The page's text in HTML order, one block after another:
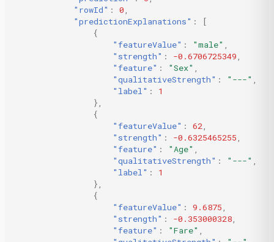
"rowId" : 0,
"predictionExplanations" :
[
{
"featureValue" : "male" ,
"strength" : -0.6706725349,
"feature" : "Sex" ,
"qualitativeStrength" : "---" ,
"label" :
1
},
{
"featureValue" : 62,
"strength" : -0.6325465255,
"feature" : "Age" ,
"qualitativeStrength" : "---" ,
"label" :
1
},
{
"featureValue" : 9.6875,
"strength" : -0.353000328,
"feature" : "Fare" ,